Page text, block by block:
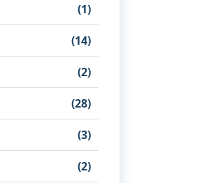
(1)
(14)
(2)
(28)
(3)
(2)